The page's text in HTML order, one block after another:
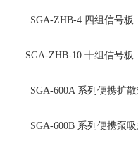
SGA-ZHB-4 四组信号板
SGA-ZHB-10 十组信号板
SGA-600A 系列便携扩
SGA-600B 系列便携泵